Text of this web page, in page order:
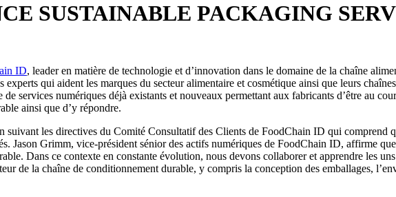
SUSTAINABLE PACKAGING
ID, leader en matière de technologie et d’innovation dans le domaine de la chaîne
experts qui aident les marques du secteur alimentaire et cosmétique ainsi que leurs
services numériques déjà existants et nouveaux permettant aux fabricants d’être au
ainsi que d’y répondre.
suivant les directives du Comité Consultatif des Clients de FoodChain ID qui comprend
Jason Grimm, vice-président sénior des actifs numériques de FoodChain ID, affirme
Dans ce contexte en constante évolution, nous devons collaborer et apprendre les
de la chaîne de conditionnement durable, y compris la conception des emballages,